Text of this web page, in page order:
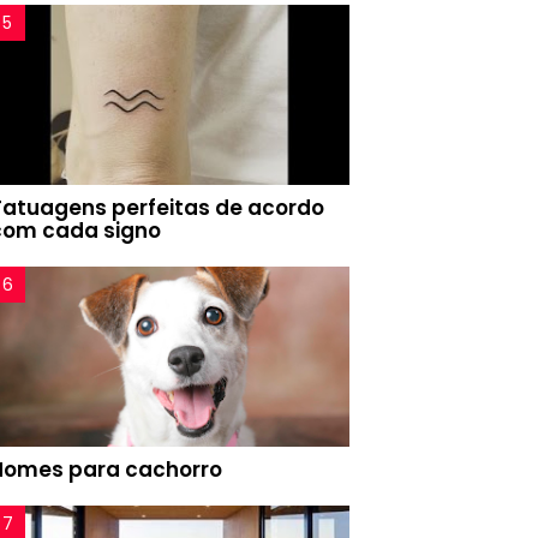
perfeitas de acordo
cada signo
para cachorro